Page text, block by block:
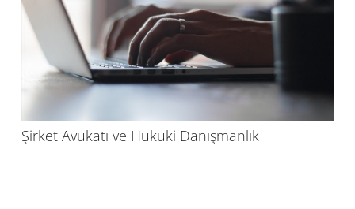
Şirket Avukatı ve Hukuki Danışmanlık